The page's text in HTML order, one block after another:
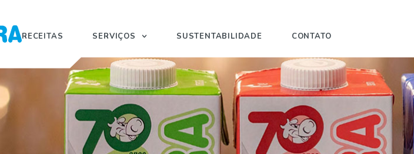
RECEITAS SERVIÇOS SUSTENTABILIDADE CONTATO